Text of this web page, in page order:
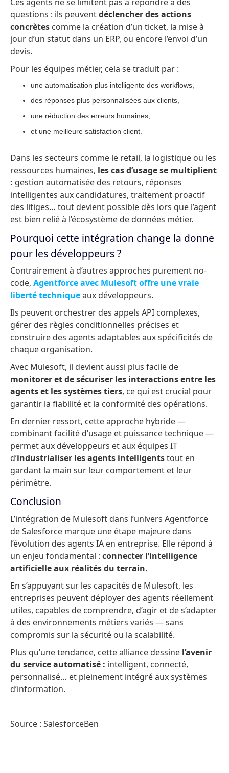
questions : ils peuventdéclencher des actions
concrètes comme la création d’un ticket, la mise à
jour d’un statut dans un ERP, ou encore l’envoi d’un
devis.
Pour les équipes métier, cela se traduit par :
une automatisation plus intelligente des workflows,
des réponses plus personnalisées aux clients,
une réduction des erreurs humaines,
et une meilleure satisfaction client.
Dans les secteurs comme le retail, la logistique ou les
ressources humaines, les cas d’usage se multiplient
: gestion automatisée des retours, réponses
intelligentes aux candidatures, traitement proactif
des litiges… tout devient possible dès lors que l’agent
est bien relié à l’écosystème de données métier.
Pourquoi cette intégration change la donne
pour les développeurs ?
Contrairement à d’autres approches purement no-
code, Agentforce avec Mulesoft offre une vraie
liberté techniqueaux développeurs.
Ils peuvent orchestrer des appels API complexes,
gérer des règles conditionnelles précises et
construire des agents adaptables aux spécificités de
chaque organisation.
Avec Mulesoft, il devient aussi plus facile de
monitorer et de sécuriser les interactions entre les
agents et les systèmes tiers, ce qui est crucial pour
garantir la fiabilité et la conformité des opérations.
En dernier ressort, cette approche hybride —
combinant facilité d’usage et puissance technique —
permet aux développeurs et aux équipes IT
d’industrialiser les agents intelligentstout en
gardant la main sur leur comportement et leur
périmètre.
Conclusion
L’intégration de Mulesoft dans l’univers Agentforce
de Salesforce marque une étape majeure dans
l’évolution des agents IA en entreprise. Elle répond à
un enjeu fondamental : connecter l’intelligence
artificielle aux réalités du terrain.
En s’appuyant sur les capacités de Mulesoft, les
entreprises peuvent déployer des agents réellement
utiles, capables de comprendre, d’agir et de s’adapter
à des environnements métiers variés — sans
compromis sur la sécurité ou la scalabilité.
Plus qu’une tendance, cette alliance dessine l’avenir
du service automatisé : intelligent, connecté,
personnalisé… et pleinement intégré aux systèmes
d’information.
Source : SalesforceBen